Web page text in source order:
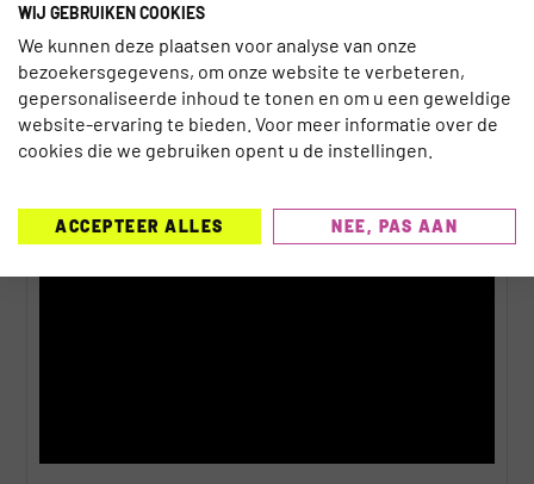
GERELATEERDE BERICHTEN
TECHNOLOGIE
WIJ GEBRUIKEN COOKIES
We kunnen deze plaatsen voor analyse van onze
bezoekersgegevens, om onze website te verbeteren,
gepersonaliseerde inhoud te tonen en om u een geweldige
website-ervaring te bieden. Voor meer informatie over de
cookies die we gebruiken opent u de instellingen.
ACCEPTEER ALLES NEE, PAS AAN